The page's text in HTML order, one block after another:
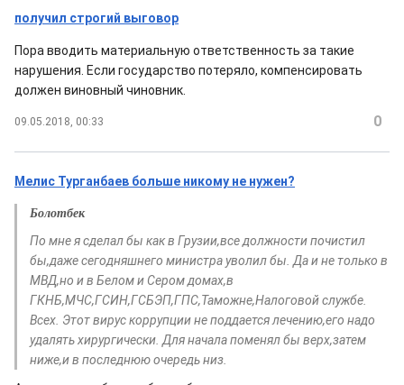
получил строгий выговор
Пора вводить материальную ответственность за такие
нарушения. Если государство потеряло, компенсировать
должен виновный чиновник.
09.05.2018, 00:33 0
Мелис Турганбаев больше никому не нужен?
Болотбек
По мне я сделал бы как в Грузии,все должности почистил
бы,даже сегодняшнего министра уволил бы. Да и не только в
МВД,но и в Белом и Сером домах,в
ГКНБ,МЧС,ГСИН,ГСБЭП,ГПС,Таможне,Налоговой службе.
Всех. Этот вирус коррупции не поддается лечению,его надо
удалять хирургически. Для начала поменял бы верх,затем
ниже,и в последнюю очередь низ.